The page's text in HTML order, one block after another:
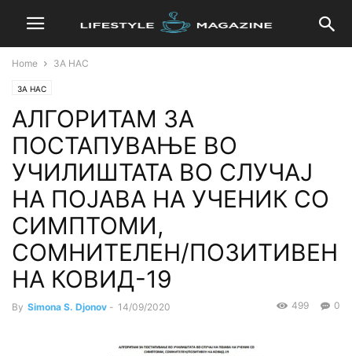
Home ЗА НАС
ЗА НАС
АЛГОРИТАМ ЗА
ПОСТАПУВАЊЕ ВО
УЧИЛИШТАТА ВО СЛУЧАЈ
НА ПОЈАВА НА УЧЕНИК СО
СИМПТОМИ,
СОМНИТЕЛЕН/ПОЗИТИВЕН
НА КОВИД-19
By Simona S. Djonov - 14/09/2020 0
499